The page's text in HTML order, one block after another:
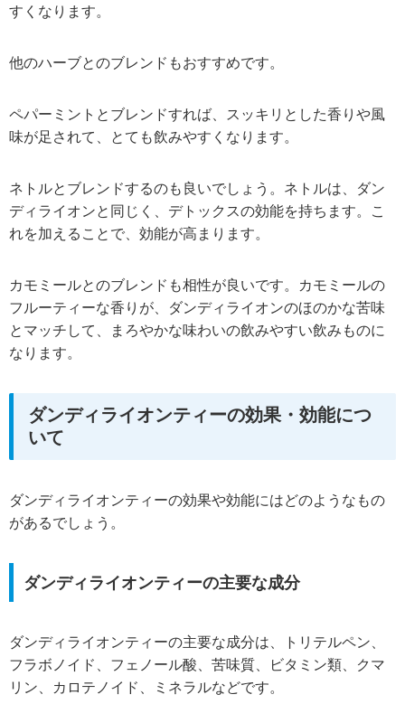
すくなります。
他のハーブとのブレンドもおすすめです。
ペパーミントとブレンドすれば、スッキリとした香りや風
味が足されて、とても飲みやすくなります。
ネトルとブレンドするのも良いでしょう。ネトルは、ダン
ディライオンと同じく、デトックスの効能を持ちます。こ
れを加えることで、効能が高まります。
カモミールとのブレンドも相性が良いです。カモミールの
フルーティーな香りが、ダンディライオンのほのかな苦味
とマッチして、まろやかな味わいの飲みやすい飲みものに
なります。
ダンディライオンティーの効果・効能につ
いて
ダンディライオンティーの効果や効能にはどのようなもの
があるでしょう。
ダンディライオンティーの主要な成分
ダンディライオンティーの主要な成分は、トリテルペン、
フラボノイド、フェノール酸、苦味質、ビタミン類、クマ
リン、カロテノイド、ミネラルなどです。